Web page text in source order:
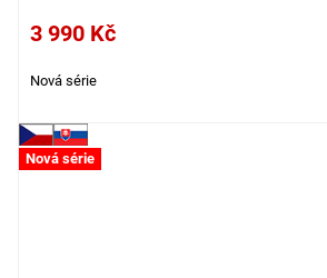
3 990 Kč
Nová série
Nová série